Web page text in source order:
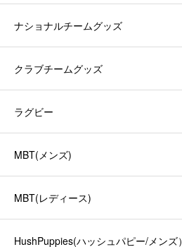
ナショナルチームグッズ
クラブチームグッズ
ラグビー
MBT(メンズ)
MBT(レディース)
HushPuppies(ハッシュパピー/メンズ）